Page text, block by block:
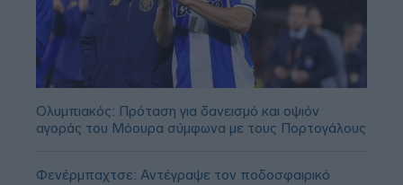
Ολυμπιακός: Πρόταση για δανεισμό και οψιόν
αγοράς του Μόουρα σύμφωνα με τους Πορτογάλους
Φενέρμπαχτσε: Αντέγραψε τον ποδοσφαιρικό